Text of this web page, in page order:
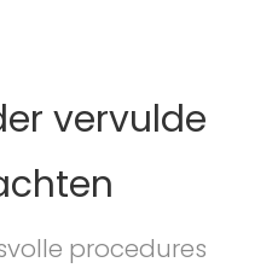
vervulde
procedures